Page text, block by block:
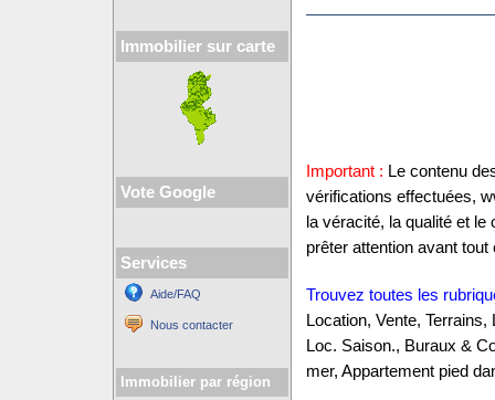
Immobilier sur carte
Vote Google
Services
Aide/FAQ
Nous contacter
Immobilier par région
Important : Le contenu
vérifications effectuées,
la véracité, la qualité et
prêter attention avant tout
Trouvez toutes les
Location, Vente,
Loc. Saison., Buraux &
mer, Appartement pied